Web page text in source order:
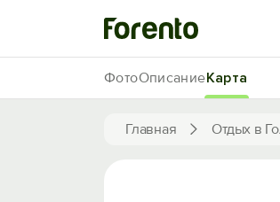
Главная Отдых в
ФотоОписаниеКарта